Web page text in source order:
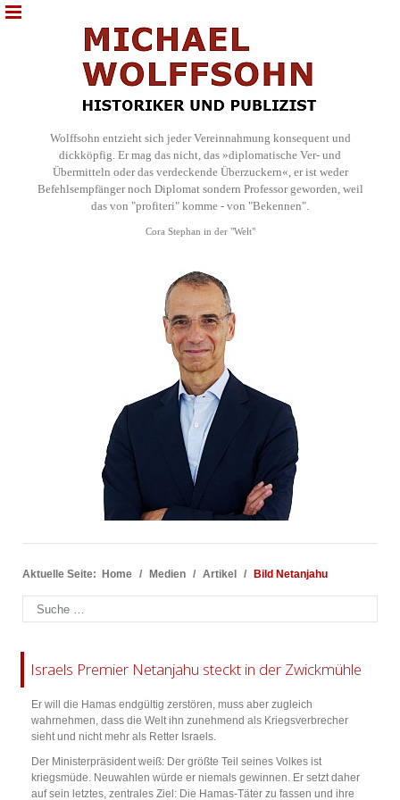
Wolffsohn entzieht sich jeder Vereinnahmung konsequent und
dickköpfig. Er mag das nicht, das »diplomatische Ver- und
Übermitteln oder das verdeckende Überzuckern«, er ist weder
Befehlsempfänger noch Diplomat sondern Professor geworden, weil
das von "profiteri" komme - von "Bekennen".
Cora Stephan in der "Welt"
Aktuelle Seite: Home Medien Artikel Bild Netanjahu
Suchen
Israels Premier Netanjahu steckt in der Zwickmühle
Er will die Hamas endgültig zerstören, muss aber zugleich
wahrnehmen, dass die Welt ihn zunehmend als Kriegsverbrecher
sieht und nicht mehr als Retter Israels.
Der Ministerpräsident weiß: Der größte Teil seines Volkes ist
kriegsmüde. Neuwahlen würde er niemals gewinnen. Er setzt daher
auf sein letztes, zentrales Ziel: Die Hamas-Täter zu fassen und ihre